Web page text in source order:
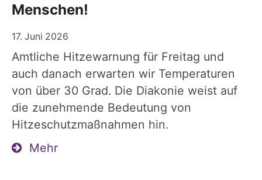
Menschen!
17. Juni 2026
Amtliche Hitzewarnung für Freitag und
auch danach erwarten wir Temperaturen
von über 30 Grad. Die Diakonie weist auf
die zunehmende Bedeutung von
Hitzeschutzmaßnahmen hin.
Mehr